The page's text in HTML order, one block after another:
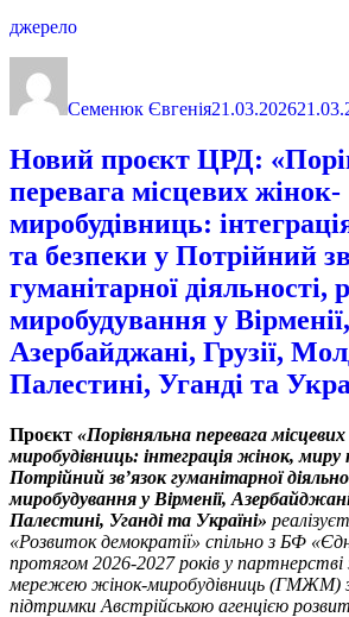
джерело
Семенюк Євгенія21.03.2026
Новий проєкт ЦРД:
перевага місцевих жінок-
миробудівниць:
та безпеки у Потрійний
гуманітарної діяльності,
миробудування у Вірменії,
Азербайджані, Грузії,
Палестині, Уганді та
Проєкт «Порівняльна перевага
миробудівниць: інтеграція жінок, миру
Потрійний зв’язок гуманітарної
миробудування у Вірменії,
Палестині, Уганді та Україні»
«Розвиток демократії» спільно з БФ
протягом 2026-2027 років у партнерстві
мережею жінок-миробудівниць (ГМЖМ)
підтримки Австрійською агенцією